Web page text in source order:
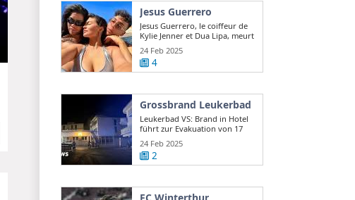
Jesus Guerrero
Jesus Guerrero, le coiffeur de
Kylie Jenner et Dua Lipa, meurt
...24 Feb 2025
4
Grossbrand Leukerbad
Leukerbad VS: Brand in Hotel
führt zur Evakuation von 17
Gästen
24 Feb 2025
2